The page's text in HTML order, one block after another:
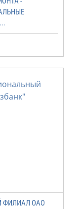
ФИЛИАЛ ОАО